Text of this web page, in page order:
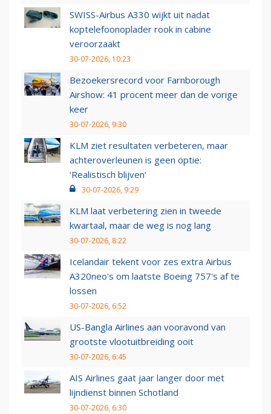
SWISS-Airbus A330 wijkt uit nadat
koptelefoonoplader rook in cabine
veroorzaakt
30-07-2026, 10:23
Bezoekersrecord voor Farnborough
Airshow: 41 procent meer dan de vorige
keer
30-07-2026, 9:30
KLM ziet resultaten verbeteren, maar
achteroverleunen is geen optie:
‘Realistisch blijven’
30-07-2026, 9:29
KLM laat verbetering zien in tweede
kwartaal, maar de weg is nog lang
30-07-2026, 8:22
Icelandair tekent voor zes extra Airbus
A320neo's om laatste Boeing 757's af te
lossen
30-07-2026, 6:52
US-Bangla Airlines aan vooravond van
grootste vlootuitbreiding ooit
30-07-2026, 6:45
AIS Airlines gaat jaar langer door met
lijndienst binnen Schotland
30-07-2026, 6:30